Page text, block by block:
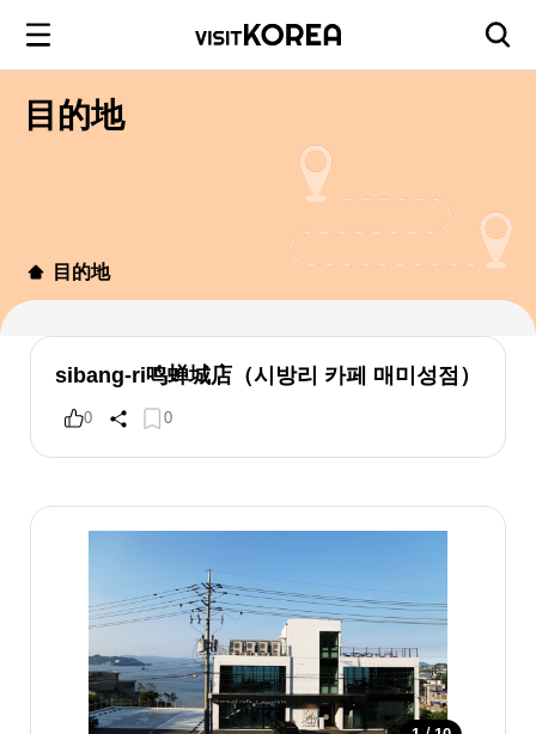
目的地
目的地
sibang-ri鸣蝉城店（시방리 카페 매미성점）
0 0